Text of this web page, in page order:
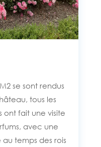
se sont rendus
tous les
ont fait une visite
avec une
temps des rois